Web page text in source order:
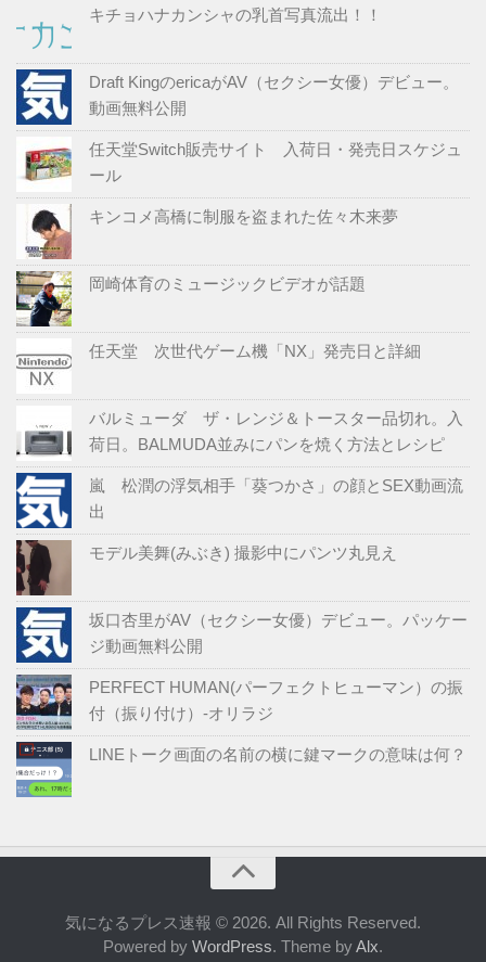
キチョハナカンシャの乳首写真流出！！
Draft KingのericaがAV（セクシー女優）デビュー。
動画無料公開
任天堂Switch販売サイト 入荷日・発売日スケジュ
ール
キンコメ高橋に制服を盗まれた佐々木来夢
岡崎体育のミュージックビデオが話題
任天堂 次世代ゲーム機「NX」発売日と詳細
バルミューダ ザ・レンジ＆トースター品切れ。入
荷日。BALMUDA並みにパンを焼く方法とレシピ
嵐 松潤の浮気相手「葵つかさ」の顔とSEX動画流
出
モデル美舞(みぶき) ‏撮影中にパンツ丸見え
坂口杏里がAV（セクシー女優）デビュー。パッケー
ジ動画無料公開
PERFECT HUMAN(パーフェクトヒューマン）の振
付（振り付け）-オリラジ
LINEトーク画面の名前の横に鍵マークの意味は何？
気になるプレス速報 © 2026. All Rights Reserved.
Powered by WordPress. Theme byAlx.